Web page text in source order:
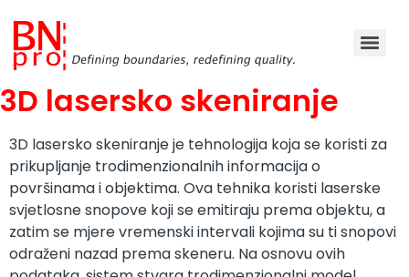
3D lasersko skeniranje
3D lasersko skeniranje je tehnologija koja se koristi za
prikupljanje trodimenzionalnih informacija o
površinama i objektima. Ova tehnika koristi laserske
svjetlosne snopove koji se emitiraju prema objektu, a
zatim se mjere vremenski intervali kojima su ti snopovi
odraženi nazad prema skeneru. Na osnovu ovih